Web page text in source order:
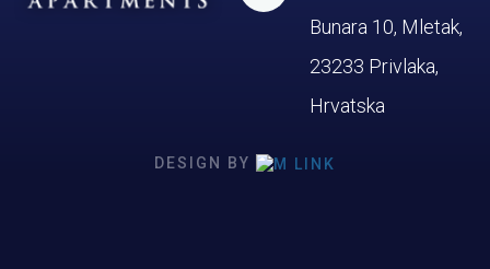
Bunara 10, Mletak,
23233 Privlaka,
Hrvatska
DESIGN BY